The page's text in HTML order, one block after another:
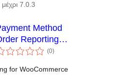
7.0.3
Method
Reporting
for
(0αξιολογήσεις
σύνολο
)
for WooCommerce